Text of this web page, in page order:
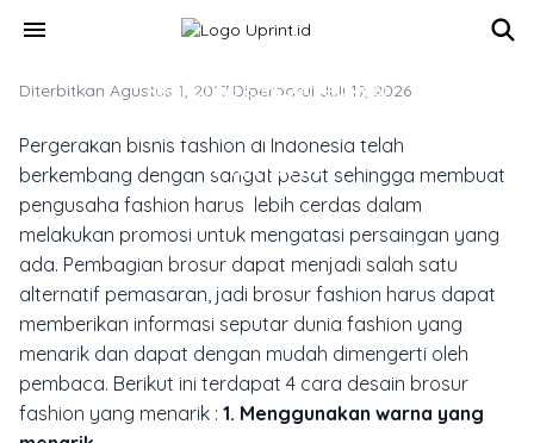
menu
MARKETING & MEDIA PROMOSI
4 Cara Desain Brosur Fashion yang
Menarik
Diterbitkan Agustus 1, 2017 Diperbarui Juli 17, 2026
Pergerakan bisnis fashion di Indonesia telah
berkembang dengan sangat pesat sehingga membuat
pengusaha fashion harus lebih cerdas dalam
melakukan promosi untuk mengatasi persaingan yang
ada. Pembagian brosur dapat menjadi salah satu
alternatif pemasaran, jadi brosur fashion harus dapat
memberikan informasi seputar dunia fashion yang
menarik dan dapat dengan mudah dimengerti oleh
pembaca. Berikut ini terdapat 4 cara desain brosur
fashion yang menarik : 1. Menggunakan warna yang